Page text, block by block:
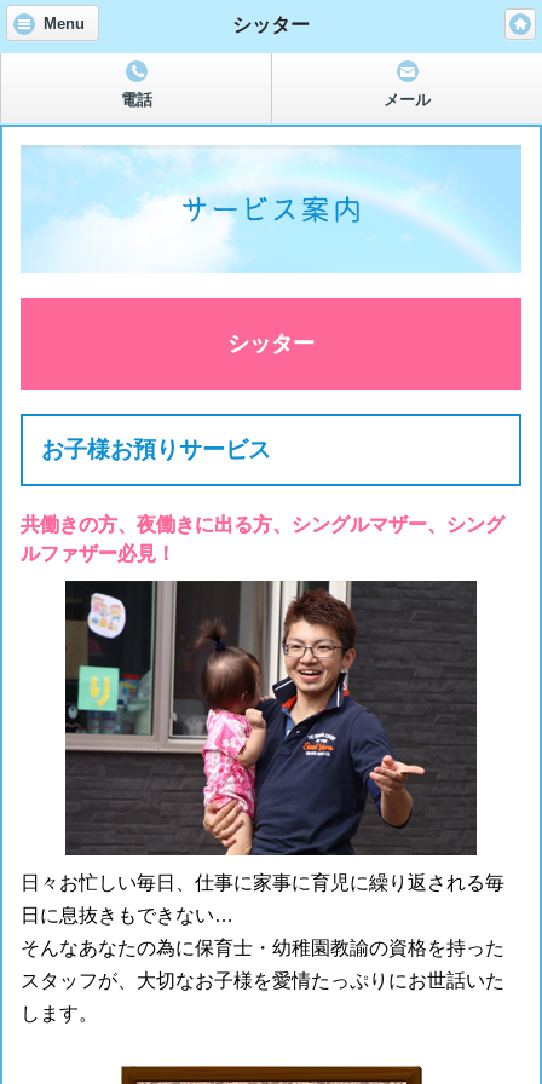
Menu シッター
電話 メール
シッター
お子様お預りサービス
共働きの方、夜働きに出る方、シングルマザー、シング
ルファザー必見！
日々お忙しい毎日、仕事に家事に育児に繰り返される毎
日に息抜きもできない…
そんなあなたの為に保育士・幼稚園教諭の資格を持った
スタッフが、大切なお子様を愛情たっぷりにお世話いた
します。